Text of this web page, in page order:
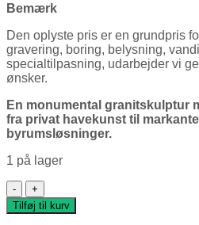
Bemærk
Den oplyste pris er en grundpris
gravering, boring, belysning,
specialtilpasning, udarbejder vi
ønsker.
En monumental granitskulptur
fra privat havekunst til
byrumsløsninger.
1 på lager
Halmstad Granit Skulptur #6
Tilføj til kurv